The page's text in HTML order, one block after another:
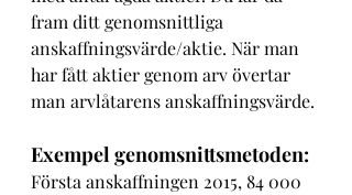
fram ditt genomsnittliga
anskaffningsvärde/aktie. När man
har fått aktier genom arv övertar
man arvlåtarens anskaffningsvärde.
Exempel genomsnittsmetoden:
Första anskaffningen 2015, 84 000